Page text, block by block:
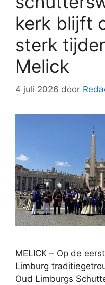
kerk blijft
sterk
Melick
4 juli 2026 door
MELICK – Op de
Limburg
Oud Limburgs